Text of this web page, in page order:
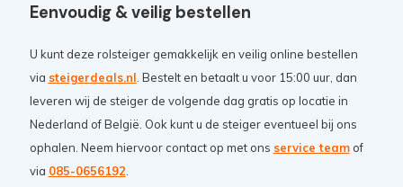
Eenvoudig & veilig bestellen
U kunt deze rolsteiger gemakkelijk en veilig online bestellen
via steigerdeals.nl . Bestelt en betaalt u voor 15:00 uur, dan
leveren wij de steiger de volgende dag gratis op locatie in
Nederland of België. Ook kunt u de steiger eventueel bij ons
ophalen. Neem hiervoor contact op met ons service teamof
via 085-0656192